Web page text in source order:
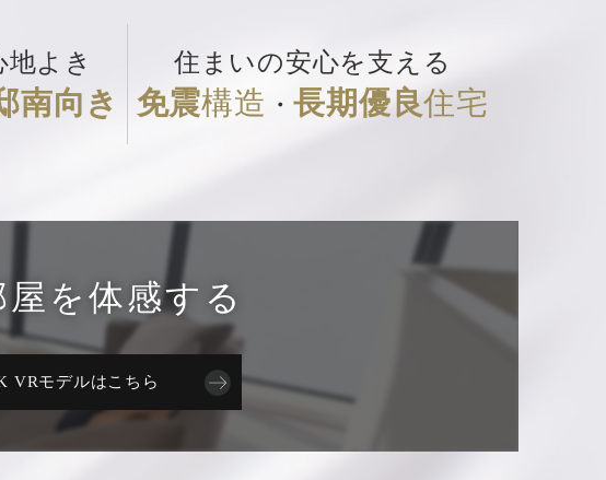
地よき
南向き
住まいの安心を支える
免震構造 ・長期優良住宅
屋を体感する
VRモデルはこちら
ました